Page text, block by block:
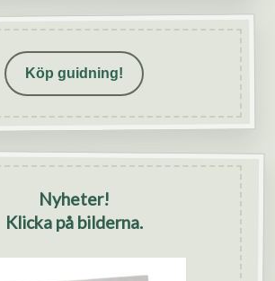
Köp guidning!
Nyheter!
Klicka på bilderna.